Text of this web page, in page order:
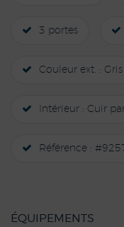
3 portes
Couleur ext. : Gris
Intérieur : Cuir
Référence :
ÉQUIPEMENTS